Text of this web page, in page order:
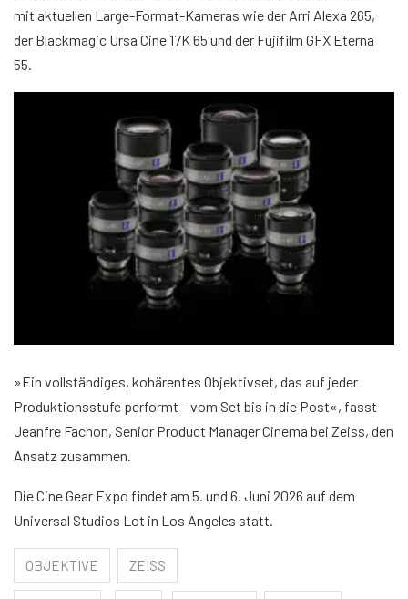
mit aktuellen Large-Format-Kameras wie der Arri Alexa 265,
der Blackmagic Ursa Cine 17K 65 und der Fujifilm GFX Eterna
55.
»Ein vollständiges, kohärentes Objektivset, das auf jeder
Produktionsstufe performt – vom Set bis in die Post«, fasst
Jeanfre Fachon, Senior Product Manager Cinema bei Zeiss, den
Ansatz zusammen.
Die Cine Gear Expo findet am 5. und 6. Juni 2026 auf dem
Universal Studios Lot in Los Angeles statt.
OBJEKTIVE ZEISS